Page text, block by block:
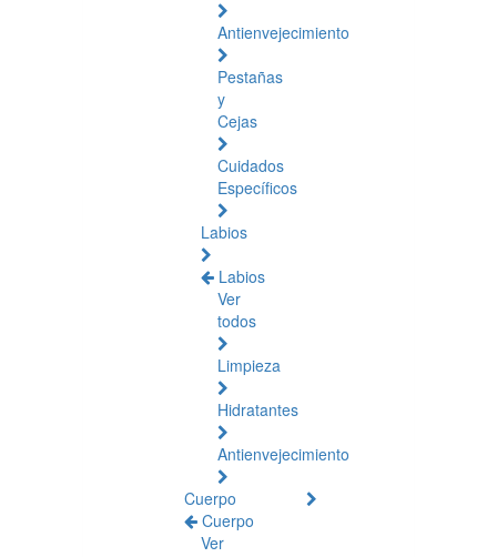
Antienvejecimiento
Pestañas
y
Cejas
Cuidados
Específicos
Labios
Labios
Ver
todos
Limpieza
Hidratantes
Antienvejecimiento
Cuerpo
Cuerpo
Ver